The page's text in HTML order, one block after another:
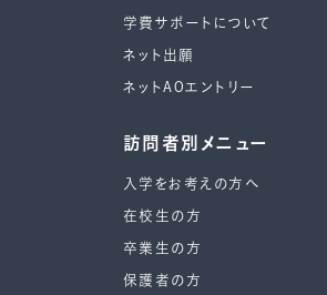
学費サポートについて
ネット出願
ネットAOエントリー
訪問者別メニュー
入学をお考えの方へ
在校生の方
卒業生の方
保護者の方